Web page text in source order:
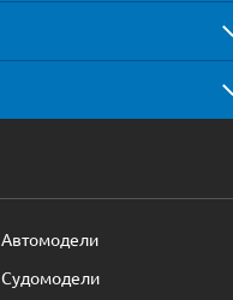
Автомодели
Судомодели